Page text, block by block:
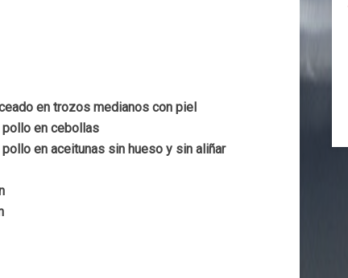
en trozos medianos con piel
en cebollas
en aceitunas sin hueso y sin aliñar